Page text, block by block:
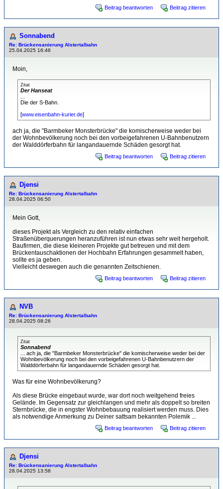
Beitrag beantworten Beitrag zitieren
Sonnabend
Re: Brückensanierung Alstertalbahn
25.04.2025 16:46
Moin,
Zitat
Der Hanseat
Die der S-Bahn.
[www.eisenbahn-kurier.de]
ach ja, die "Barmbeker Monsterbrücke" die komischerweise weder bei
der Wohnbevölkerung noch bei den vorbeigefahrenen U-Bahnbenutzern
der Walddörferbahn für langandauernde Schäden gesorgt hat.
Beitrag beantworten Beitrag zitieren
Djensi
Re: Brückensanierung Alstertalbahn
28.04.2025 06:50
Mein Gott,
dieses Projekt als Vergleich zu den relativ einfachen
Straßenüberquerungen heranzuführen ist nun etwas sehr weit hergeholt.
Baufirmen, die diese kleineren Projekte gut betreuen und mit dem
Brückentauschaktionen der Hochbahn Erfahrungen gesammelt haben,
sollte es ja geben.
Vielleicht deswegen auch die genannten Zeitschienen.
Beitrag beantworten Beitrag zitieren
NVB
Re: Brückensanierung Alstertalbahn
28.04.2025 08:26
Zitat
Sonnabend
... ach ja, die "Barmbeker Monsterbrücke" die komischerweise weder bei der
Wohnbevölkerung noch bei den vorbeigefahrenen U-Bahnbenutzern der
Walddörferbahn für langandauernde Schäden gesorgt hat.
Was für eine Wohnbevölkerung?
Als diese Brücke eingebaut wurde, war dort noch weitgehend freies
Gelände. Im Gegensatz zur gleichlangen und mehr als doppelt so breiten
Sternbrücke, die in engster Wohnbebauung realisiert werden muss. Dies
als notwendige Anmerkung zu Deiner sattsam bekannten Polemik ...
Beitrag beantworten Beitrag zitieren
Djensi
Re: Brückensanierung Alstertalbahn
28.04.2025 13:58